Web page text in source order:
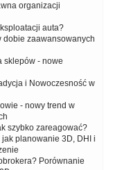
organizacji
auta?
dobie zaawansowanych
sklepów - nowe
i Nowoczesność w
- nowy trend w
szybko zareagować?
jak planowanie 3D, DHI i
Porównanie